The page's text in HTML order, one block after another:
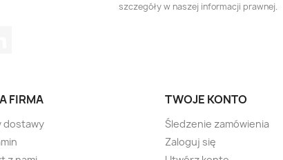
szczegóły w naszej informacji prawnej.
FIRMA
dostawy
TWOJE KONTO
Śledzenie zamówienia
Zaloguj się